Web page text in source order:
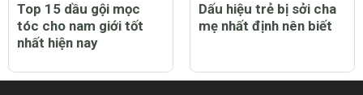
Top 15 dầu gội mọc
tóc cho nam giới tốt
nhất hiện nay
Dấu hiệu trẻ bị sởi cha
mẹ nhất định nên biết